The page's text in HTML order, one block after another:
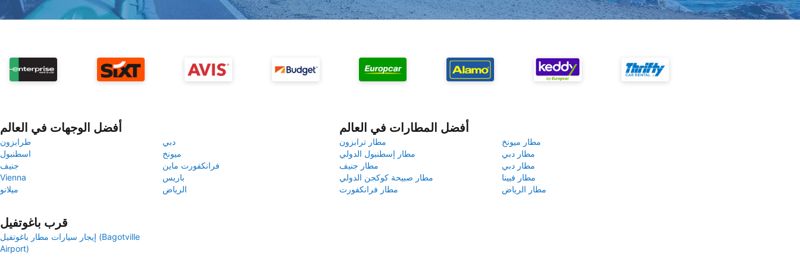
أفضل الوجهات في العالم
طرابزون
دبي
اسطنبول
ميونخ
جنيف
فرانكفورت ماين
Vienna
باريس
ميلانو
الرياض
أفضل المطارات في العالم
مطار ترابزون
مطار ميونخ
مطار إسطنبول الدولي
مطار دبي
مطار جنيف
مطار دبي
مطار صبيحة كوكجن الدولي
مطار فيينا
مطار فرانكفورت
مطار الرياض
قرب باغوتفيل
إيجار سيارات مطار باغوتفيل (Bagotville
Airport)